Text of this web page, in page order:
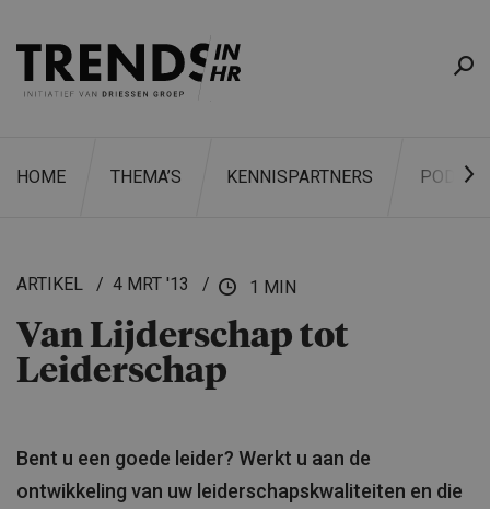
HOME THEMA’S KENNISPARTNERS
ARTIKEL 4 MRT '13 1 MIN
Van Lijderschap tot
Leiderschap
Bent u een goede leider? Werkt u aan de
ontwikkeling van uw leiderschapskwaliteiten en die